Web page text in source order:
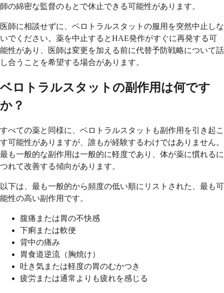
師の綿密な監督のもとで休止できる可能性があります。
医師に相談せずに、ベロトラルスタットの服用を突然中止しな
いでください。薬を中止するとHAE発作がすぐに再発する可
能性があり、医師は変更を加える前に代替予防戦略について話
し合うことを希望する場合があります。
ベロトラルスタットの副作用は何です
か？
すべての薬と同様に、ベロトラルスタットも副作用を引き起こ
す可能性がありますが、誰もが経験するわけではありません。
最も一般的な副作用は一般的に軽度であり、体が薬に慣れるに
つれて改善する傾向があります。
以下は、最も一般的から頻度の低い順にリストされた、最も可
能性の高い副作用です。
腹痛または胃の不快感
下痢または軟便
背中の痛み
胃食道逆流（胸焼け）
吐き気または軽度の胃のむかつき
疲労または通常よりも疲れを感じる